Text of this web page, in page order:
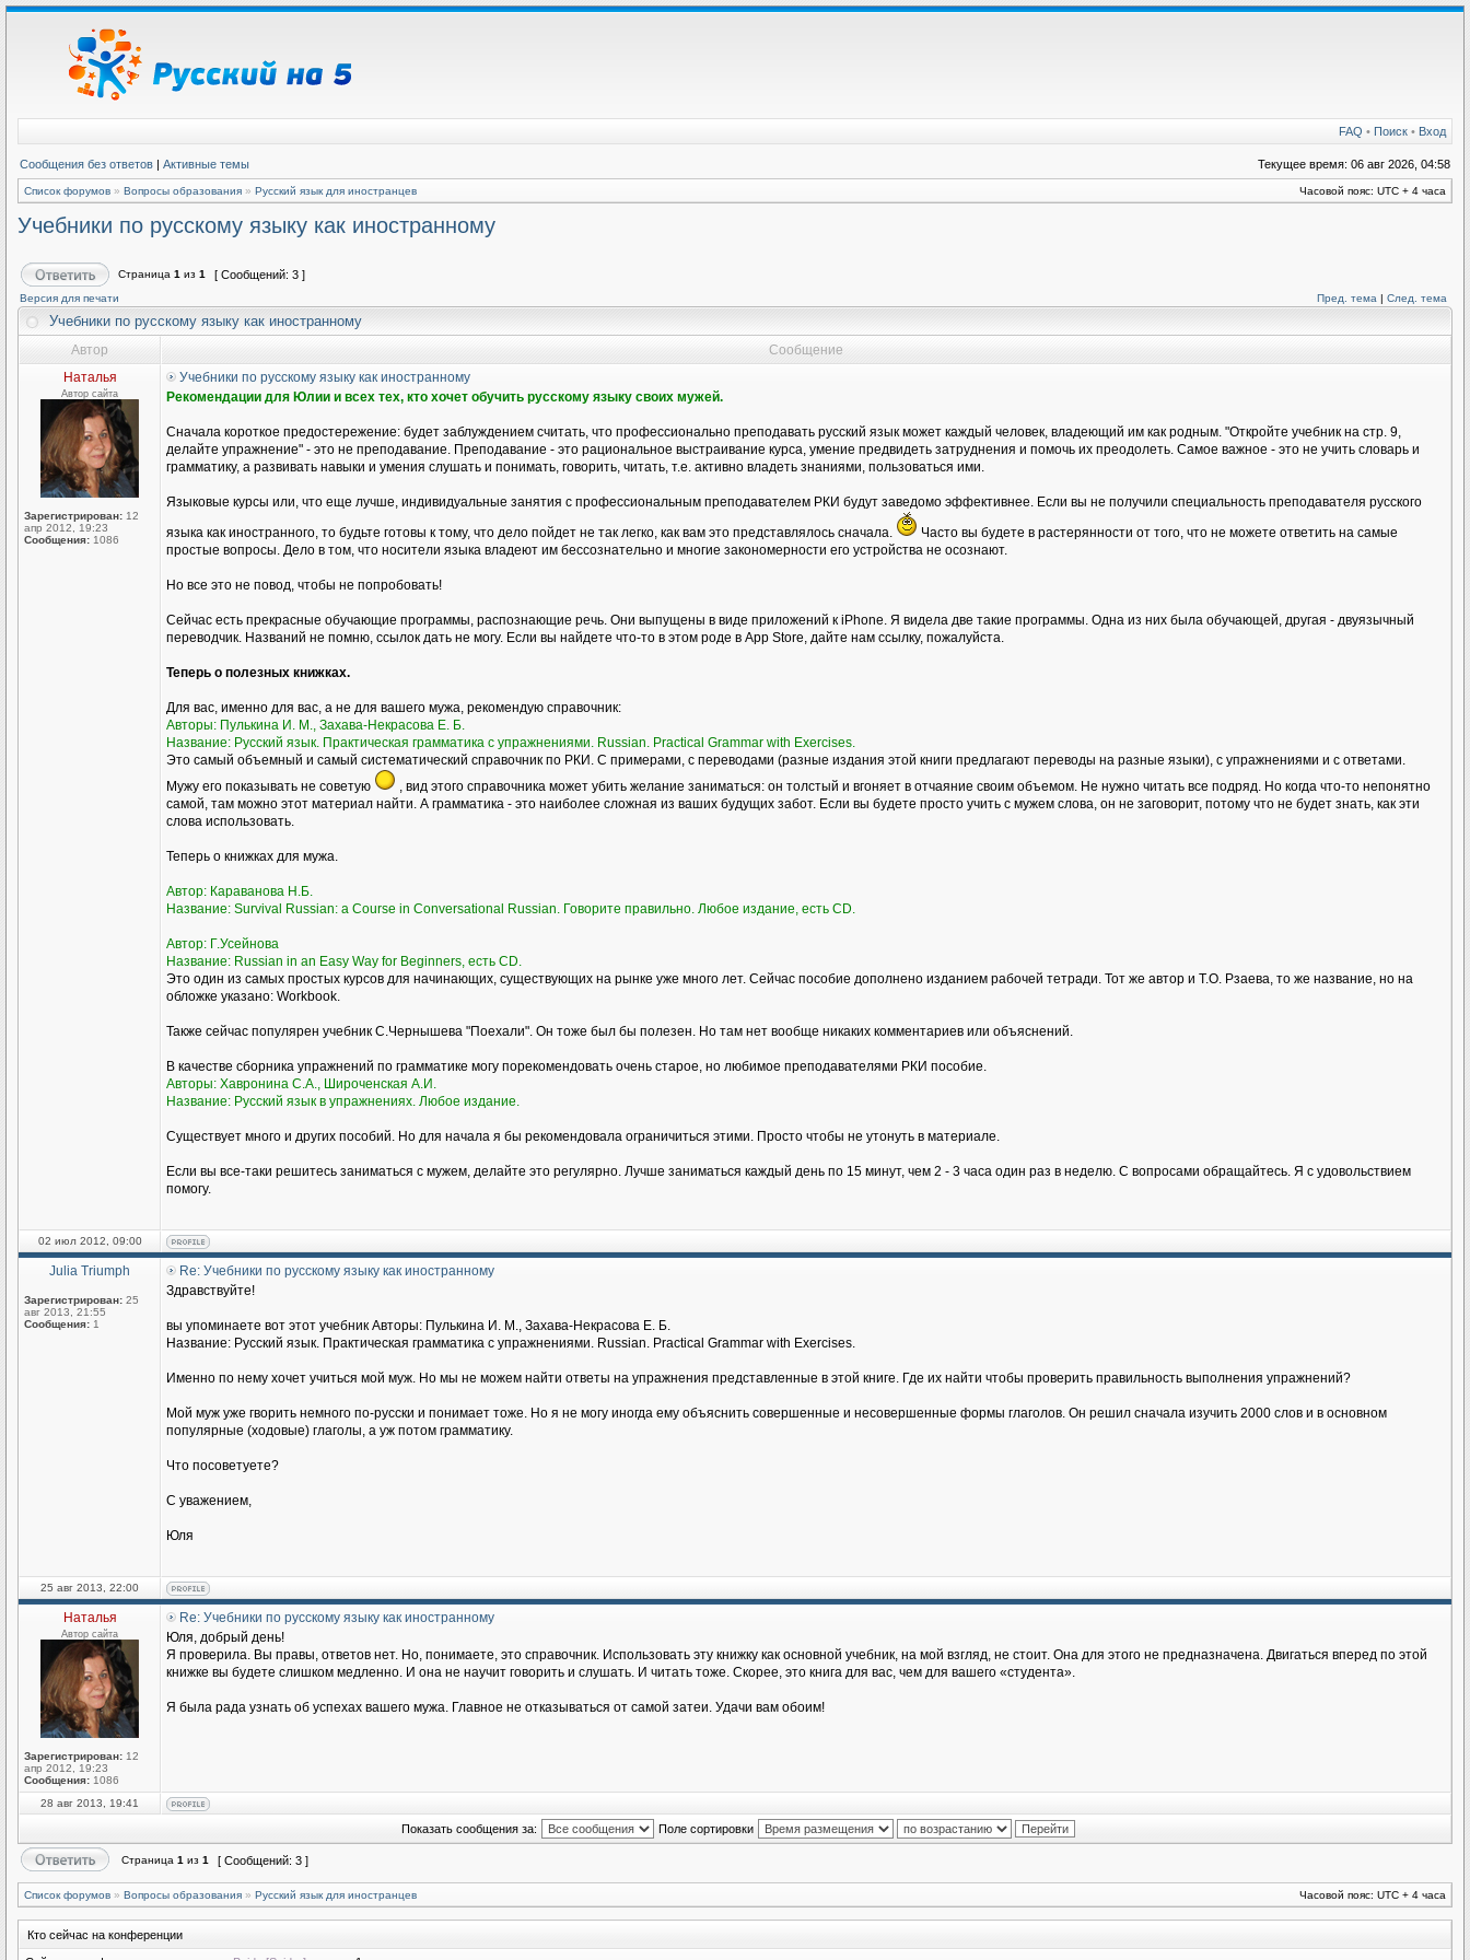
FAQ • Поиск • Вход
Сообщения без ответов | Активные темы Текущее время: 06 авг 2026, 04:58
Список форумов » Вопросы образования » Русский язык для иностранцев Часовой пояс: UTC + 4 часа
Учебники по русскому языку как иностранному
Страница 1 из 1 [ Сообщений: 3 ]
Версия для печати Пред. тема | След. тема
Учебники по русскому языку как иностранному
Автор
Сообщение
Наталья
Автор сайта
Зарегистрирован: 12
апр 2012, 19:23
Сообщения: 1086
Учебники по русскому языку как иностранному
Рекомендации для Юлии и всех тех, кто хочет обучить русскому языку своих мужей.
Сначала короткое предостережение: будет заблуждением считать, что профессионально преподавать русский язык может каждый человек, владеющий им как родным. "Откройте учебник на стр. 9,
делайте упражнение" - это не преподавание. Преподавание - это рациональное выстраивание курса, умение предвидеть затруднения и помочь их преодолеть. Самое важное - это не учить словарь и
грамматику, а развивать навыки и умения слушать и понимать, говорить, читать, т.е. активно владеть знаниями, пользоваться ими.
Языковые курсы или, что еще лучше, индивидуальные занятия с профессиональным преподавателем РКИ будут заведомо эффективнее. Если вы не получили специальность преподавателя русского
языка как иностранного, то будьте готовы к тому, что дело пойдет не так легко, как вам это представлялось сначала.
Часто вы будете в растерянности от того, что не можете ответить на самые
простые вопросы. Дело в том, что носители языка владеют им бессознательно и многие закономерности его устройства не осознают.
Но все это не повод, чтобы не попробовать!
Сейчас есть прекрасные обучающие программы, распознающие речь. Они выпущены в виде приложений к iPhone. Я видела две такие программы. Одна из них была обучающей, другая - двуязычный
переводчик. Названий не помню, ссылок дать не могу. Если вы найдете что-то в этом роде в Аpp Store, дайте нам ссылку, пожалуйста.
Теперь о полезных книжках.
Для вас, именно для вас, а не для вашего мужа, рекомендую справочник:
Авторы: Пулькина И. М., Захава-Некрасова Е. Б.
Название: Русский язык. Практическая грамматика с упражнениями. Russian. Practical Grammar with Exercises.
Это самый объемный и самый систематический справочник по РКИ. С примерами, с переводами (разные издания этой книги предлагают переводы на разные языки), с упражнениями и с ответами.
Мужу его показывать не советую
, вид этого справочника может убить желание заниматься: он толстый и вгоняет в отчаяние своим объемом. Не нужно читать все подряд. Но когда что-то непонятно
самой, там можно этот материал найти. А грамматика - это наиболее сложная из ваших будущих забот. Если вы будете просто учить с мужем слова, он не заговорит, потому что не будет знать, как эти
слова использовать.
Теперь о книжках для мужа.
Автор: Караванова Н.Б.
Название: Survival Russian: а Course in Conversational Russian. Говорите правильно. Любое издание, есть CD.
Автор: Г.Усейнова
Название: Russian in an Easy Way for Beginners, есть СD.
Это один из самых простых курсов для начинающих, существующих на рынке уже много лет. Сейчас пособие дополнено изданием рабочей тетради. Тот же автор и Т.О. Рзаева, то же название, но на
обложке указано: Workbook.
Также сейчас популярен учебник С.Чернышева "Поехали". Он тоже был бы полезен. Но там нет вообще никаких комментариев или объяснений.
В качестве сборника упражнений по грамматике могу порекомендовать очень старое, но любимое преподавателями РКИ пособие.
Авторы: Хавронина С.А., Широченская А.И.
Название: Русский язык в упражнениях. Любое издание.
Существует много и других пособий. Но для начала я бы рекомендовала ограничиться этими. Просто чтобы не утонуть в материале.
Если вы все-таки решитесь заниматься с мужем, делайте это регулярно. Лучше заниматься каждый день по 15 минут, чем 2 - 3 часа один раз в неделю. С вопросами обращайтесь. Я с удовольствием
помогу.
02 июл 2012, 09:00
Julia Triumph
Зарегистрирован: 25
авг 2013, 21:55
Сообщения: 1
Re: Учебники по русскому языку как иностранному
Здравствуйте!
вы упоминаете вот этот учебник Авторы: Пулькина И. М., Захава-Некрасова Е. Б.
Название: Русский язык. Практическая грамматика с упражнениями. Russian. Practical Grammar with Exercises.
Именно по нему хочет учиться мой муж. Но мы не можем найти ответы на упражнения представленные в этой книге. Где их найти чтобы проверить правильность выполнения упражнений?
Мой муж уже гворить немного по-русски и понимает тоже. Но я не могу иногда ему объяснить совершенные и несовершенные формы глаголов. Он решил сначала изучить 2000 слов и в основном
популярные (ходовые) глаголы, а уж потом грамматику.
Что посоветуете?
С уважением,
Юля
25 авг 2013, 22:00
Наталья
Автор сайта
Зарегистрирован: 12
апр 2012, 19:23
Сообщения: 1086
Re: Учебники по русскому языку как иностранному
Юля, добрый день!
Я проверила. Вы правы, ответов нет. Но, понимаете, это справочник. Использовать эту книжку как основной учебник, на мой взгляд, не стоит. Она для этого не предназначена. Двигаться вперед по этой
книжке вы будете слишком медленно. И она не научит говорить и слушать. И читать тоже. Скорее, это книга для вас, чем для вашего «студента».
Я была рада узнать об успехах вашего мужа. Главное не отказываться от самой затеи. Удачи вам обоим!
28 авг 2013, 19:41
Показать сообщения за: Поле сортировки
Страница 1 из 1 [ Сообщений: 3 ]
Список форумов » Вопросы образования » Русский язык для иностранцев Часовой пояс: UTC + 4 часа
Кто сейчас на конференции